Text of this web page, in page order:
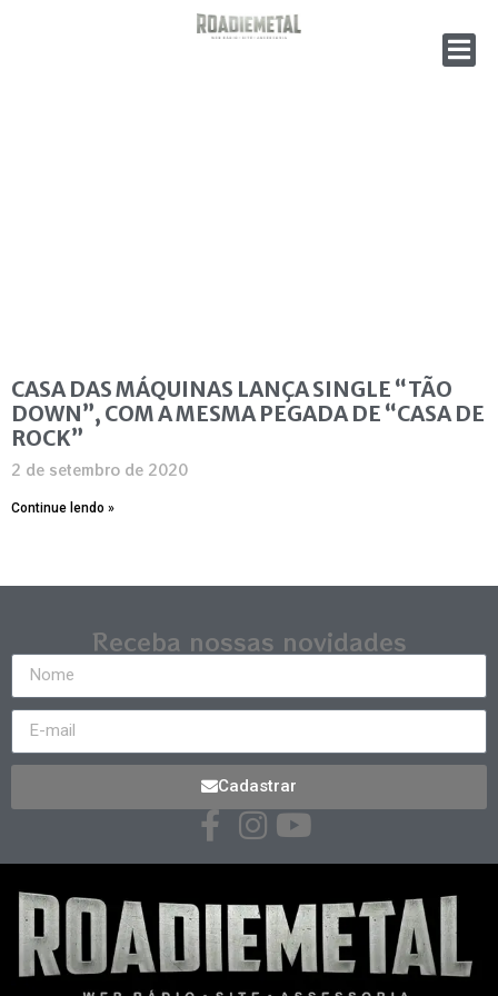
CASA DAS MÁQUINAS LANÇA SINGLE “TÃO
DOWN”, COM A MESMA PEGADA DE “CASA DE
ROCK”
2 de setembro de 2020
Continue lendo »
Receba nossas novidades
Cadastrar